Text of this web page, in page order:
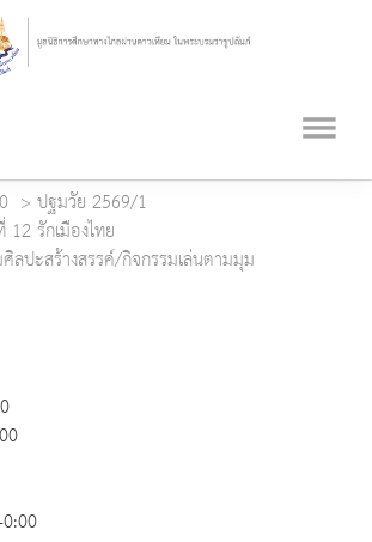
ปฐมวัย 2569/1
12 รักเมืองไทย
ลปะสร้างสรรค์/กิจกรรมเล่นตามมุม